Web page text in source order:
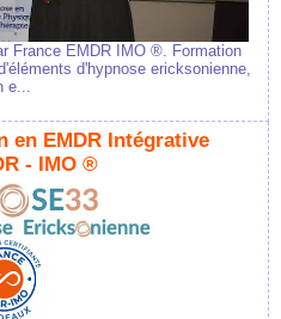
France EMDR IMO ®. Formation
d'hypnose ericksonienne,
en EMDR Intégrative
- IMO ®